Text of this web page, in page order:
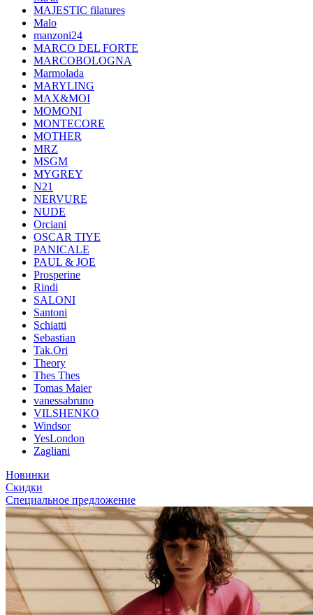
MAJESTIC filatures
Malo
manzoni24
MARCO DEL FORTE
MARCOBOLOGNA
Marmolada
MARYLING
MAX&MOI
MOMONI
MONTECORE
MOTHER
MRZ
MSGM
MYGREY
N21
NERVURE
NUDE
Orciani
OSCAR TIYE
PANICALE
PAUL & JOE
Prosperine
Rindi
SALONI
Santoni
Schiatti
Sebastian
Tak.Ori
Theory
Thes Thes
Tomas Maier
vanessabruno
VILSHENKO
Windsor
YesLondon
Zagliani
Новинки
Скидки
Специальное предложение